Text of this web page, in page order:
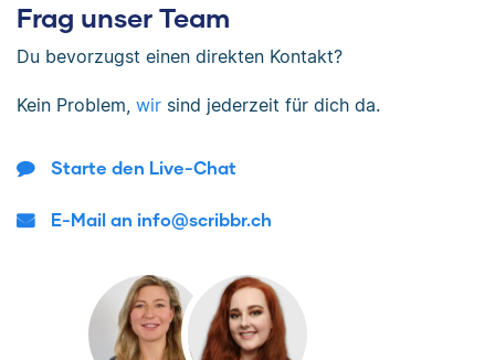
Frag unser Team
Du bevorzugst einen direkten Kontakt?
Kein Problem, wir sind jederzeit für dich da.
Starte den Live-Chat
E-Mail an info@scribbr.ch